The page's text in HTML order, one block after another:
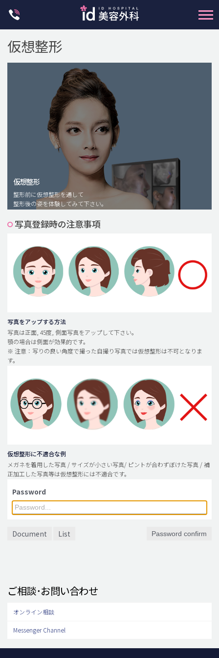
脂肪注入(アンチエイジング)
豊胸手術・バストアップ
プチ整形
メンズ整形
idリアルストーリー
idニュース
安全整形
料金一覧
ご相談のお問い合わせ
仮想整形
仮想整形
整形前に仮想整形を通して
整形後の姿を体験してみて下さい。
写真登録時の注意事項
写真をアップする方法
写真は正面, 45度, 側面写真をアップして下さい。
顎の場合は側面が効果的です。
※ 注意：写りの良い角度で撮った自撮り写真では仮想整形は不可となりま
す。
仮想整形に不適合な例
メガネを着用した写真 / サイズが小さい写真/ ピントが合わずぼけた写真 / 補
正加工した写真等は仮想整形には不適合です。
Password
Document List Password confirm
ご相談･お問い合わせ
オンライン相談
Messenger Channel